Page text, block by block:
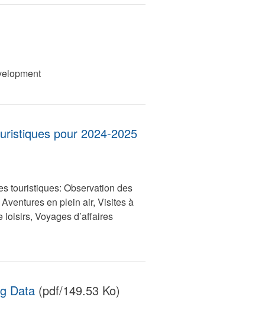
pour 2024-2025
touristiques: Observation des
en plein air, Visites à
Voyages d’affaires
Data(pdf/149.53 Ko)